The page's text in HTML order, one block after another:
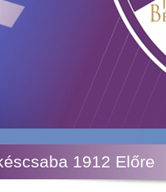
1912 Előre